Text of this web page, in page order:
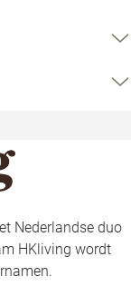
Nederlandse duo
HKliving wordt